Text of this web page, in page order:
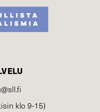
klo 9-15)